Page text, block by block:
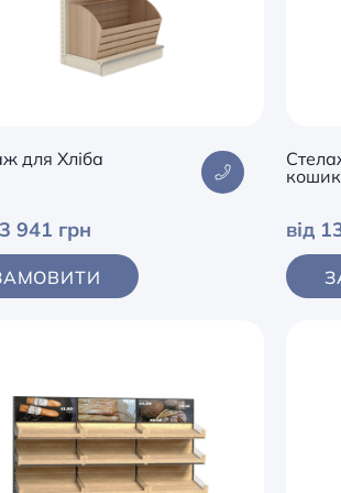
для Хліба
941 грн від